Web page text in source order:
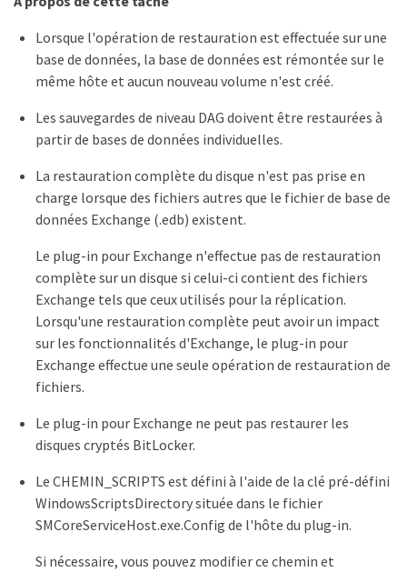
Lorsque l'opération de restauration est effectuée sur une
base de données, la base de données est rémontée sur le
même hôte et aucun nouveau volume n'est créé.
Les sauvegardes de niveau DAG doivent être restaurées à
partir de bases de données individuelles.
La restauration complète du disque n'est pas prise en
charge lorsque des fichiers autres que le fichier de base de
données Exchange (.edb) existent.
Le plug-in pour Exchange n'effectue pas de restauration
complète sur un disque si celui-ci contient des fichiers
Exchange tels que ceux utilisés pour la réplication.
Lorsqu'une restauration complète peut avoir un impact
sur les fonctionnalités d'Exchange, le plug-in pour
Exchange effectue une seule opération de restauration de
fichiers.
Le plug-in pour Exchange ne peut pas restaurer les
disques cryptés BitLocker.
Le CHEMIN_SCRIPTS est défini à l'aide de la clé pré-défini
WindowsScriptsDirectory située dans le fichier
SMCoreServiceHost.exe.Config de l'hôte du plug-in.
Si nécessaire, vous pouvez modifier ce chemin et